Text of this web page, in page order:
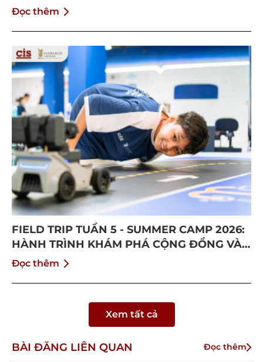
THÀNH
Đọc thêm
FIELD TRIP TUẦN 5 - SUMMER CAMP 2026:
HÀNH TRÌNH KHÁM PHÁ CỘNG ĐỒNG VÀ
BỨT PHÁ BẢN THÂN
Đọc thêm
Xem tất cả
BÀI ĐĂNG LIÊN QUAN Đọc thêm